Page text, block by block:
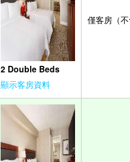
2 Double Beds
顯示客房資料
僅客房（不